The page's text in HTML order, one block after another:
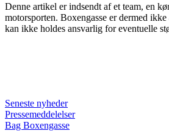
Denne artikel er indsendt af et team, en
motorsporten. Boxengasse er dermed
kan ikke holdes ansvarlig for eventuelle
Seneste nyheder
Pressemeddelelser
Bag Boxengasse